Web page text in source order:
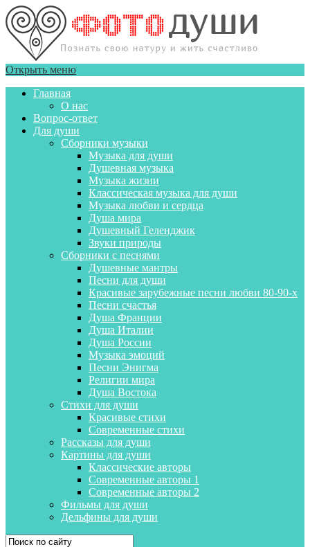
Открыть меню
Главная
О нас
Вопрос-ответ
Для души
Сборники музыки
Музыка для души
Душевная музыка
Музыка жизни
Классическая музыка для души
Музыка любви и сердца
Душа мира
Душевный Геленджик
Звуки природы
Сборники с песнями
Душевные мантры
Песни для души
Красивые зарубежные песни любви 80-90-х
Песни счастья
Душа Франции
Душа Италии
Душа России
Музыка эмоций
Песни Энигма
Религии мира
Душа Востока
Стихи для души
Красивые стихи
Современные стихи
Рассказы для души
Картины для души
Классические авторы
Современные авторы 1
Современные авторы 2
Фильмы для души
Дельфины для души